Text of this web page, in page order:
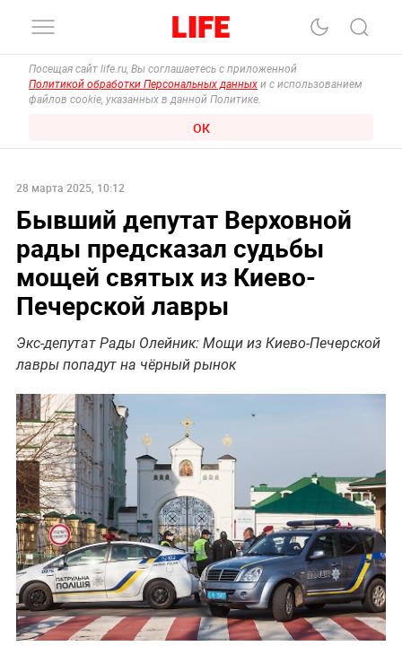
Посещая сайт life.ru, Вы соглашаетесь с приложенной
Политикой обработки Персональных данных и с использованием
файлов cookie, указанных в данной Политике.
ОК
28 марта 2025, 10:12
Бывший депутат Верховной
рады предсказал судьбы
мощей святых из Киево-
Печерской лавры
Экс-депутат Рады Олейник: Мощи из Киево-Печерской
лавры попадут на чёрный рынок